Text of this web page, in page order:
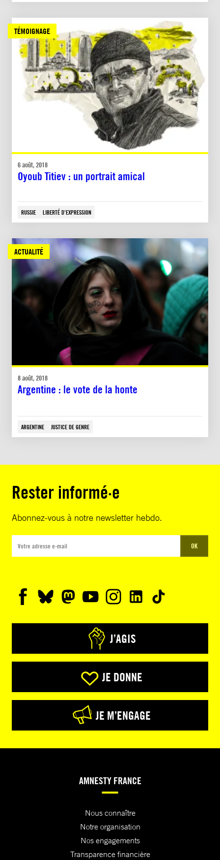
TÉMOIGNAGE
6 août, 2018
Oyoub Titiev : un portrait amical
RUSSIE LIBERTÉ D'EXPRESSION
ACTUALITÉ
8 août, 2018
Argentine : le vote de la honte
ARGENTINE JUSTICE DE GENRE
Rester informé·e
Abonnez-vous à notre newsletter hebdo.
OK
J’AGIS
JE DONNE
JE M’ENGAGE
AMNESTY FRANCE
Nous connaître
Notre organisation
Nos engagements
Transparence financière